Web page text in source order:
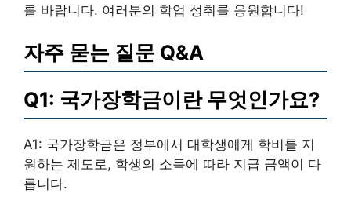
를 바랍니다. 여러분의 학업 성취를 응원합니다!
자주 묻는 질문 Q&A
Q1: 국가장학금이란 무엇인가요?
A1: 국가장학금은 정부에서 대학생에게 학비를 지
원하는 제도로, 학생의 소득에 따라 지급 금액이 다
릅니다.